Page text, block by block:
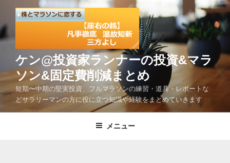
テ
ン
ス
キ
ケン@投資家ランナーの投資&マラ
ソン&固定費削減まとめ
短期〜中期の堅実投資、フルマラソンの練習・道具・レポートな
どサラリーマンの方に役に立つ知識や経験をまとめていきます
メニュー